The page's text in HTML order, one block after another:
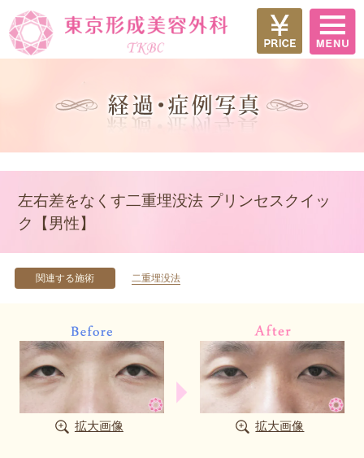
左右差をなくす二重埋没法 プリンセスクイッ
ク【男性】
関連する施術 二重埋没法
拡大画像 拡大画像